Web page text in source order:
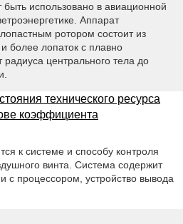
использовано в авиационной
Аппарат
ротором состоит из
более лопаток с плавно
центрального тела до
технического ресурса
коэффициента
к системе и способу контроля
винта. Система содержит
с процессором, устройство вывода